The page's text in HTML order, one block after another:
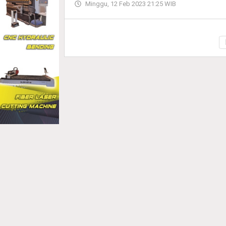
Minggu, 12 Feb 2023 21:25 WIB